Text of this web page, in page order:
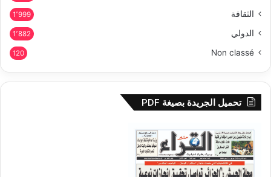
الثقافة 1٬999
الدولي 1٬882
Non classé
120
تحميل الجريدة بصيغة PDF